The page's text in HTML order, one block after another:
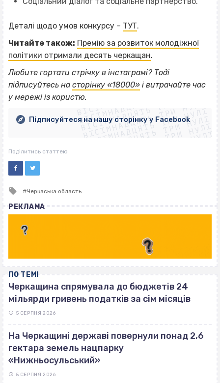
Деталі щодо умов конкурсу – ТУТ.
Читайте також: Премію за розвиток молодіжної
політики отримали десять черкащан.
Любите гортати стрічку в інстаграмі? Тоді
підписуйтесь на сторінку «18000» і витрачайте час
у мережі із користю.ВІСІМНАДЦЯТЬ ТРИ НУЛІ
ВІСІМНАДЦЯТЬ ТРИ НУЛІ
ВІСІМНАДЦЯТЬ ТРИ НУЛІ
ВІСІМНАДЦЯТЬ ТРИ НУЛІ
ВІСІМНАДЦЯТЬ ТРИ НУЛІ
ВІСІМНАДЦЯТЬ ТРИ НУЛІ
ВІСІМНАДЦЯТЬ ТРИ НУЛІ
ВІСІМНАДЦЯТЬ ТРИ НУЛІ
Підписуйтеся на нашу сторінку у Facebook
Поділитись статтею
Tagged
Черкаська область
РЕКЛАМА
ПО ТЕМІ
Черкащина спрямувала до бюджетів 24
мільярди гривень податків за сім місяців
5 СЕРПНЯ 2026
На Черкащині державі повернули понад 2,6
гектара земель нацпарку
«Нижньосульський»
5 СЕРПНЯ 2026